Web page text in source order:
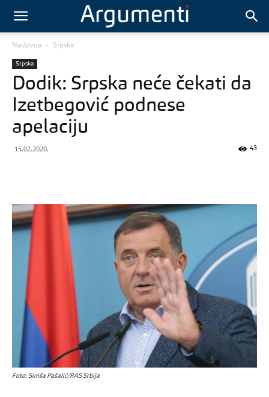
Naslovna Srpska
Srpska
Dodik: Srpska neće čekati da
Izetbegović podnese
apelaciju
15.02.2020. 43
Foto: Siniša Pašalić/RAS Srbija